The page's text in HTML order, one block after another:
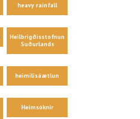
heavy rainfall
Heilbrigðisstofnun
Suðurlands
heimilisáætlun
Heimsóknir